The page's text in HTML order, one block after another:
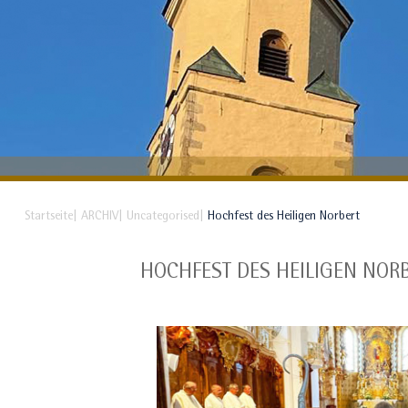
Startseite ARCHIV Uncategorised Hochfest des Heiligen Norbert
HOCHFEST DES HEILIGEN